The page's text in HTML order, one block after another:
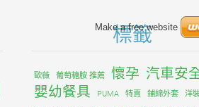
標籤
歐薇 葡萄糖胺 推薦 懷孕 汽車安
嬰幼餐具
PUMA 特賣 鋪綿外套
洋
Make a free website